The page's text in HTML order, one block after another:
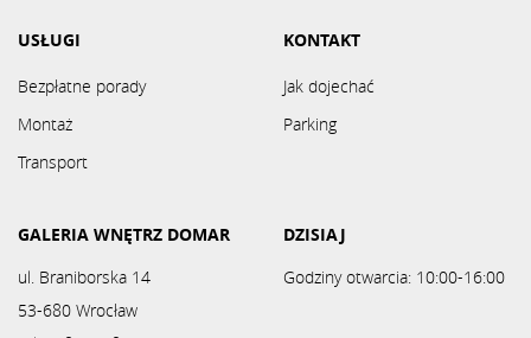
USŁUGI
Bezpłatne porady
Montaż
Transport
KONTAKT
Jak dojechać
Parking
GALERIA WNĘTRZ DOMAR
ul. Braniborska 14
53-680 Wrocław
DZISIAJ
Godziny otwarcia: 10:00-16:00